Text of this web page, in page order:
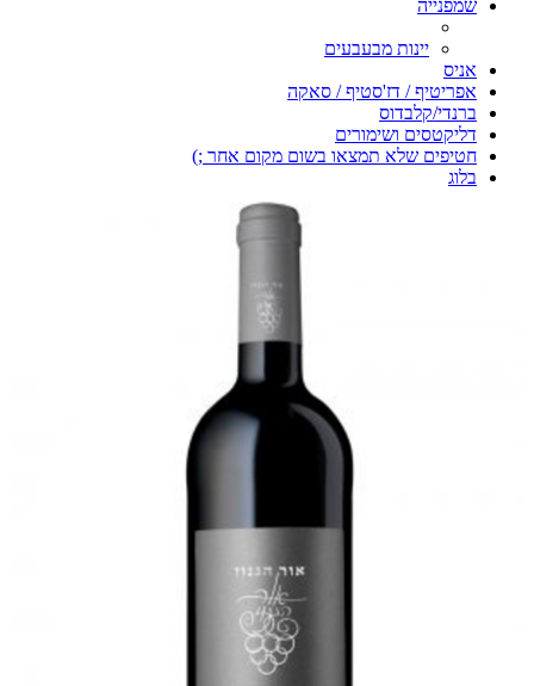
שמפנייה
יינות מבעבעים
אניס
אפריטיף / דז'סטיף / סאקה
ברנדי/קלבדוס
דליקטסים ושימורים
חטיפים שלא תמצאו בשום מקום אחר ;)
בלוג